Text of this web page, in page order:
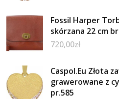
Fossil Harper
skórzana 22 cm
720,00zł
Caspol.Eu Złota
grawerowane z
pr.585